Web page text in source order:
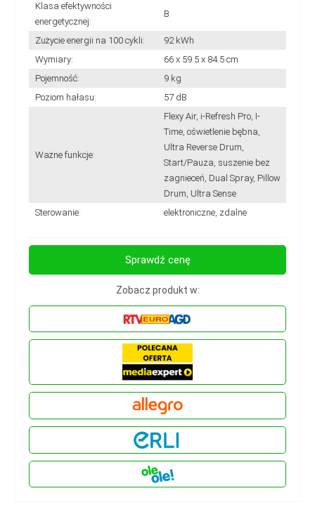
Klasa efektywności
energetycznej:
B
Zużycie energii na 100 cykli:
92 kWh
Wymiary:
66 x 59.5 x 84.5 cm
Pojemność:
9 kg
Poziom hałasu:
57 dB
Ważne funkcje:
Flexy Air, i-Refresh Pro, I-
Time, oświetlenie bębna,
Ultra Reverse Drum,
Start/Pauza, suszenie bez
zagnieceń, Dual Spray, Pillow
Drum, Ultra Sense
Sterowanie:
elektroniczne, zdalne
Sprawdź cenę
Zobacz produkt w: